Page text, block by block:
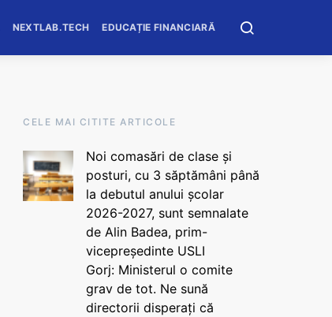
NEXTLAB.TECH EDUCAȚIE FINANCIARĂ
CELE MAI CITITE ARTICOLE
Noi comasări de clase și
posturi, cu 3 săptămâni până
la debutul anului școlar
2026-2027, sunt semnalate
de Alin Badea, prim-
vicepreședinte USLI
Gorj: Ministerul o comite
grav de tot. Ne sună
directorii disperați că